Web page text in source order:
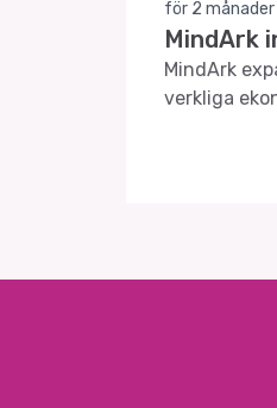
för 2 månader
MindArk
MindArk
verkliga